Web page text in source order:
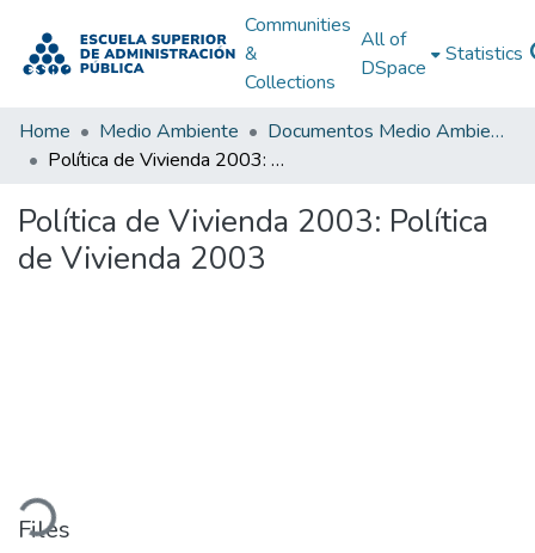
Communities
&
Collections
All of
DSpace
Statistics
Home Medio Ambiente
Documentos Medio Ambiente
Política de Vivienda 2003: Política de Vivienda 2003
Política de Vivienda 2003: Política
de Vivienda 2003
Files